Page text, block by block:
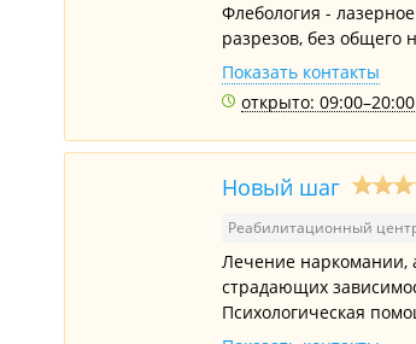
Флебология -
разрезов, без общего
Показать контакты
открыто: 09:00–20:00
Новый шаг
Реабилитационный
Лечение наркомании,
страдающих
Психологическая